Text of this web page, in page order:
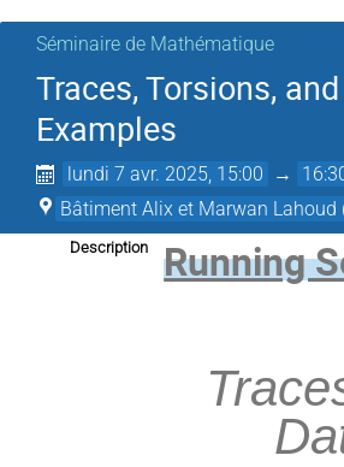
Séminaire de Mathématique
Traces, Torsions,
Examples
lundi 7 avr. 2025, 15:00 →
Bâtiment Alix et Marwan Lahoud
Description Running